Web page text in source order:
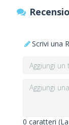
Scrivi una
0 caratteri